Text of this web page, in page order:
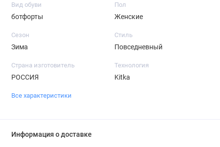
Вид обуви
ботфорты
Пол
Женские
Сезон
Зима
Стиль
Повседневный
Страна изготовитель
РОССИЯ
Технология
Kitka
Все характеристики
Информация о доставке